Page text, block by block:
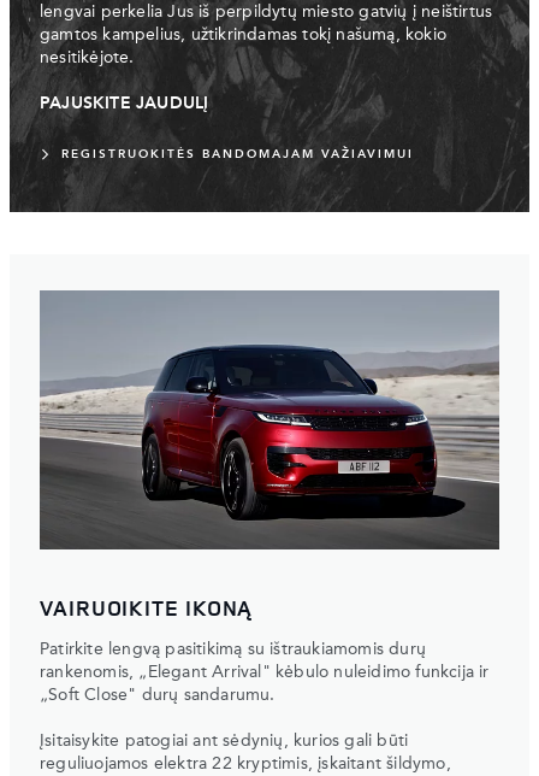
lengvai perkelia Jus iš perpildytų miesto gatvių į neištirtus
gamtos kampelius, užtikrindamas tokį našumą, kokio
nesitikėjote.
PAJUSKITE JAUDULĮ
REGISTRUOKITĖS BANDOMAJAM VAŽIAVIMUI
VAIRUOIKITE IKONĄ
Patirkite lengvą pasitikimą su ištraukiamomis durų
rankenomis, „Elegant Arrival" kėbulo nuleidimo funkcija ir
„Soft Close" durų sandarumu.
Įsitaisykite patogiai ant sėdynių, kurios gali būti
reguliuojamos elektra 22 kryptimis, įskaitant šildymo,